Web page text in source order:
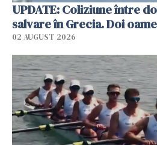
UPDATE: Coliziune între
salvare în Grecia. Doi
02 AUGUST 2026